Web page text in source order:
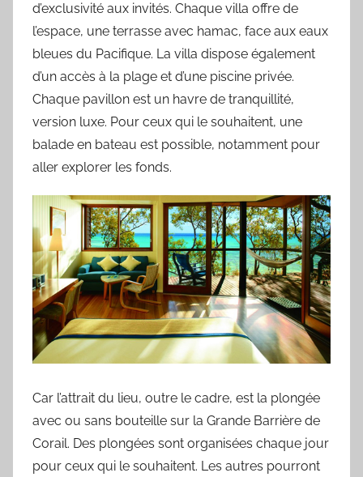
d’exclusivité aux invités. Chaque villa offre de
l’espace, une terrasse avec hamac, face aux eaux
bleues du Pacifique. La villa dispose également
d’un accès à la plage et d’une piscine privée.
Chaque pavillon est un havre de tranquillité,
version luxe. Pour ceux qui le souhaitent, une
balade en bateau est possible, notamment pour
aller explorer les fonds.
Car l’attrait du lieu, outre le cadre, est la plongée
avec ou sans bouteille sur la Grande Barrière de
Corail. Des plongées sont organisées chaque jour
pour ceux qui le souhaitent. Les autres pourront